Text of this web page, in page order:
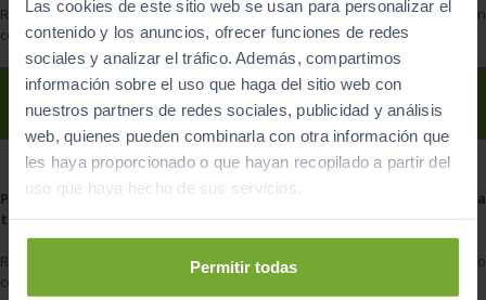
Las cookies de este sitio web se usan para personalizar el
contenido y los anuncios, ofrecer funciones de redes
sociales y analizar el tráfico. Además, compartimos
información sobre el uso que haga del sitio web con
nuestros partners de redes sociales, publicidad y análisis
web, quienes pueden combinarla con otra información que
les haya proporcionado o que hayan recopilado a partir del
uso que haya hecho de sus servicios.
Permitir todas
R. La pérdida de potencia nos hace muy difícil la lucha con los R5 ; son
coches muy actuales y cada vez más evolucionados.
P. Finalmente los deseos de correr con Maxi Rally esta
temporada no se cumplieron, ¿por qué?
R. Mientras no vendamos el Mitsubishi, no podremos comprar otro
coche, por lo tanto nuestra montura no variará hasta ese momento.